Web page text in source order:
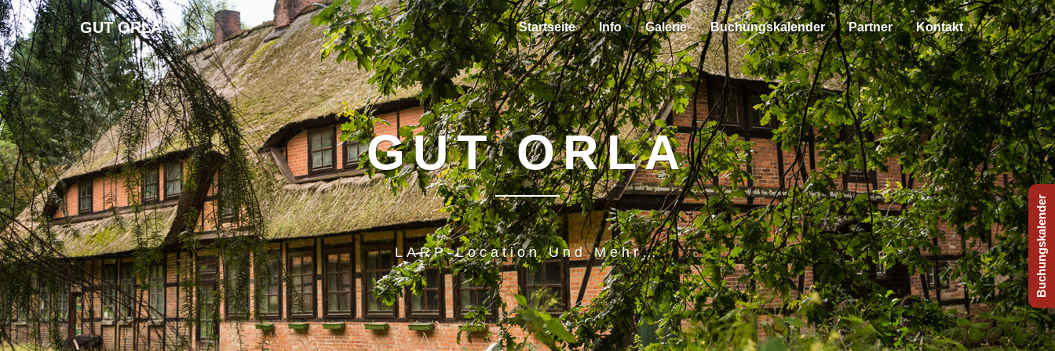
GUT ORLA Startseite Info Galerie Buchungskalender Partner Kontakt
GUT ORLA
LARP-Location Und Mehr… Buchungskalender